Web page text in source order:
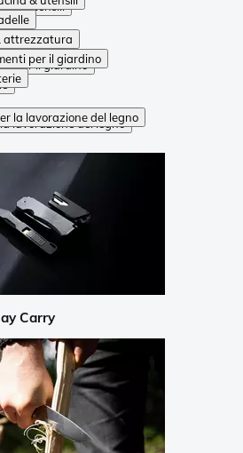
attrezzatura
per il giardino
la lavorazione del legno
& utensili
per il giardino
lavorazione del legno
Carry